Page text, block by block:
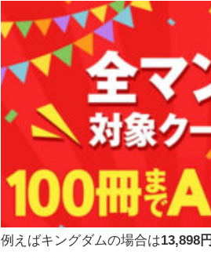
例えばキングダムの場合は13,898